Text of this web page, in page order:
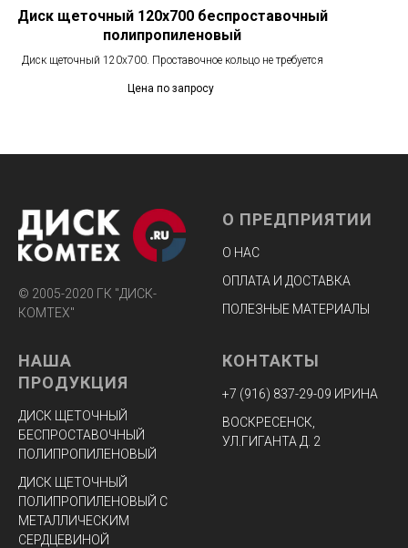
Диск щеточный 120х700 беспроставочный
полипропиленовый
Диск щеточный 120х700. Проставочное кольцо не требуется
Цена по запросу
© 2005-2020 ГК "ДИСК-
КОМТЕХ"
О ПРЕДПРИЯТИИ
О НАС
ОПЛАТА И ДОСТАВКА
ПОЛЕЗНЫЕ МАТЕРИАЛЫ
НАША
ПРОДУКЦИЯ
ДИСК ЩЕТОЧНЫЙ
БЕСПРОСТАВОЧНЫЙ
ПОЛИПРОПИЛЕНОВЫЙ
ДИСК ЩЕТОЧНЫЙ
ПОЛИПРОПИЛЕНОВЫЙ С
МЕТАЛЛИЧЕСКИМ
СЕРДЦЕВИНОЙ
КОНТАКТЫ
+7 (916) 837-29-09 ИРИНА
ВОСКРЕСЕНСК,
УЛ.ГИГАНТА Д. 2